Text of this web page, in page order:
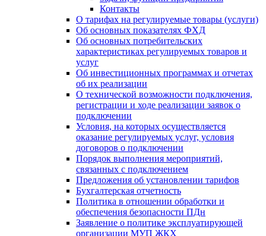
Контакты
О тарифах на регулируемые товары (услуги)
Об основных показателях ФХД
Об основных потребительских
характеристиках регулируемых товаров и
услуг
Об инвестиционных программах и отчетах
об их реализации
О технической возможности подключения,
регистрации и ходе реализации заявок о
подключении
Условия, на которых осуществляется
оказание регулируемых услуг, условия
договоров о подключении
Порядок выполнения мероприятий,
связанных с подключением
Предложения об установлении тарифов
Бухгалтерская отчетность
Политика в отношении обработки и
обеспечения безопасности ПДн
Заявление о политике эксплуатирующей
организации МУП ЖКХ